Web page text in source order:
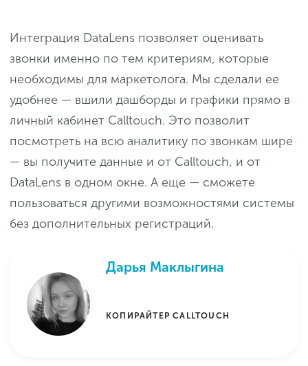
Интеграция DataLens позволяет оценивать
звонки именно по тем критериям, которые
необходимы для маркетолога. Мы сделали ее
удобнее — вшили дашборды и графики прямо в
личный кабинет Calltouch. Это позволит
посмотреть на всю аналитику по звонкам шире
— вы получите данные и от Calltouch, и от
DataLens в одном окне. А еще — сможете
пользоваться другими возможностями системы
без дополнительных регистраций.
Дарья Маклыгина
КОПИРАЙТЕР CALLTOUCH